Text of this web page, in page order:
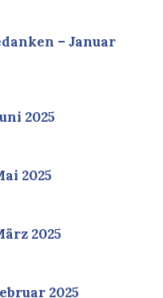
– Januar
2025
2025
2025
2025